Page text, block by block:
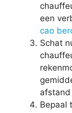
een
cao
Schat
Bepaal